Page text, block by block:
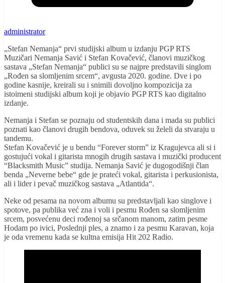
administrator
„Stefan Nemanja“ prvi studijski album u izdanju PGP RTS
Muzičari Nemanja Savić i Stefan Kovačević, članovi muzičkog
sastava „Stefan Nemanja“ publici su se najpre predstavili singlom
„Rođen sa slomljenim srcem“, avgusta 2020. godine. Dve i po
godine kasnije, kreirali su i snimili dovoljno kompozicija za
istoimeni studijski album koji je objavio PGP RTS kao digitalno
izdanje.
Nemanja i Stefan se poznaju od studentskih dana i mada su publici
poznati kao članovi drugih bendova, oduvek su želeli da stvaraju u
tandemu.
Stefan Kovačević je u bendu “Forever storm” iz Kragujevca ali si i
gostujući vokal i gitarista mnogih drugih sastava i muzički producent
“Blacksmith Music” studija. Nemanja Savić je dugogodišnji član
benda „Neverne bebe“ gde je prateći vokal, gitarista i perkusionista,
ali i lider i pevač muzičkog sastava „Atlantida“.
Neke od pesama na novom albumu su predstavljali kao singlove i
spotove, pa publika već zna i voli i pesmu Rođen sa slomljenim
srcem, posvećenu deci rođenoj sa srčanom manom, zatim pesme
Hodam po ivici, Poslednji ples, a znamo i za pesmu Karavan, koja
je oda vremenu kada se kultna emisija Hit 202 Radio.